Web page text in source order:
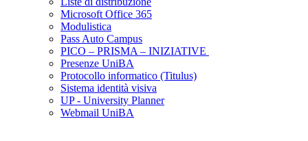
Microsoft Office 365
Modulistica
Pass Auto Campus
PICO – PRISMA – INIZIATIVE
Presenze UniBA
Protocollo informatico (Titulus)
Sistema identità visiva
UP - University Planner
Webmail UniBA